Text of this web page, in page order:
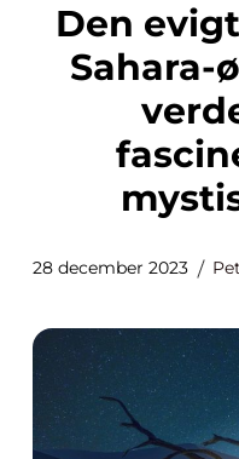
Den evigt foranderlige
Sahara-
28 december 2023